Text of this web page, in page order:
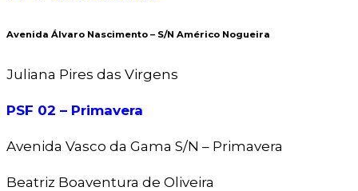
Avenida Álvaro Nascimento – S/N Américo Nogueira
Juliana Pires das Virgens
PSF 02 – Primavera
Avenida Vasco da Gama S/N – Primavera
Beatriz Boaventura de Oliveira